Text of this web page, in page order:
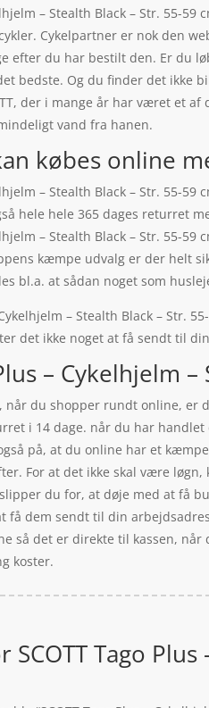
– Stealth Black – Str.
Cykelpartner er nok den
efter du har bestilt den. Er du
bedste. Og du finder det ikke
der i mange år har været et
vand fra hanen.
købes online
– Stealth Black – Str. 55-
hele hele 365 dages returret
– Stealth Black – Str. 55-
kæmpe udvalg er der helt
bl.a. at sådan noget som
Cykelhjelm – Stealth Black –
det ikke noget at få sendt til
–
når du shopper rundt online, er
i 14 dage. når du har
på, at du online har et
For at det ikke skal være
du for, at døje med at få
få dem sendt til din
så det er direkte til kassen,
koster.
SCOTT Tago